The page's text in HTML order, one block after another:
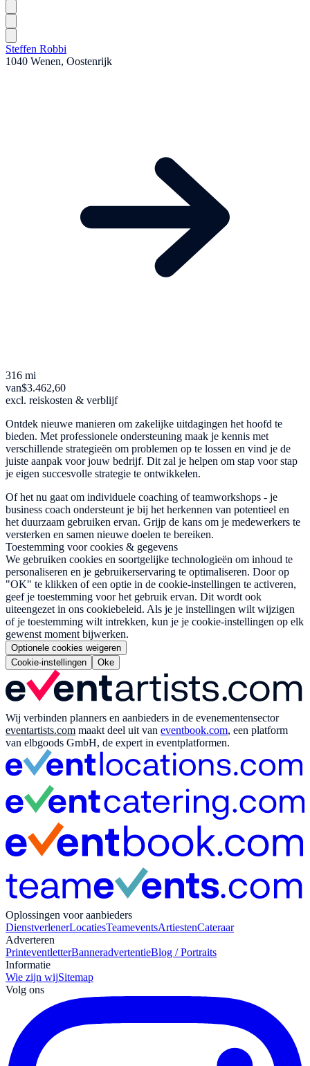
Steffen Robbi
1040 Wenen, Oostenrijk
316 mi
van$3.462,60
excl. reiskosten & verblijf
Ontdek nieuwe manieren om zakelijke uitdagingen het hoofd te
bieden. Met professionele ondersteuning maak je kennis met
verschillende strategieën om problemen op te lossen en vind je de
juiste aanpak voor jouw bedrijf. Dit zal je helpen om stap voor stap
je eigen succesvolle strategie te ontwikkelen.
Of het nu gaat om individuele coaching of teamworkshops - je
business coach ondersteunt je bij het herkennen van potentieel en
het duurzaam gebruiken ervan. Grijp de kans om je medewerkers te
versterken en samen nieuwe doelen te bereiken.
Toestemming voor cookies & gegevens
We gebruiken cookies en soortgelijke technologieën om inhoud te
personaliseren en je gebruikerservaring te optimaliseren. Door op
"OK" te klikken of een optie in de cookie-instellingen te activeren,
geef je toestemming voor het gebruik ervan. Dit wordt ook
uiteengezet in ons cookiebeleid. Als je je instellingen wilt wijzigen
of je toestemming wilt intrekken, kun je je cookie-instellingen op elk
gewenst moment bijwerken.
Optionele cookies weigeren
Cookie-instellingen
Oke
Wij verbinden planners en aanbieders in de evenementensector
eventartists.com maakt deel uit van eventbook.com, een platform
van elbgoods GmbH, de expert in eventplatformen.
Oplossingen voor aanbieders
DienstverlenerLocatiesTeameventsArtiestenCateraar
Adverteren
PrinteventletterBanneradvertentieBlog / Portraits
Informatie
Wie zijn wijSitemap
Volg ons